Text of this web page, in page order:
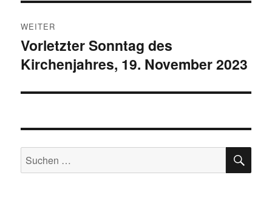
WEITER
Nächster
Beitrag:
Vorletzter Sonntag des
Kirchenjahres, 19. November 2023
Suchen
nach: